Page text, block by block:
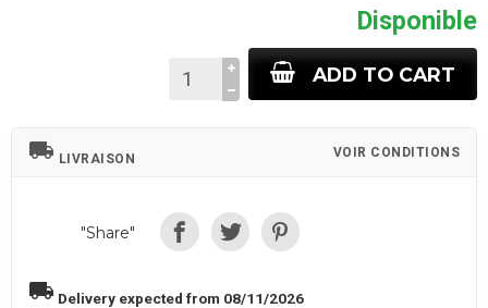
Disponible
ADD TO CART
local_shipping LIVRAISON VOIR CONDITIONS
"Share"
local_shipping Delivery expected from 08/11/2026